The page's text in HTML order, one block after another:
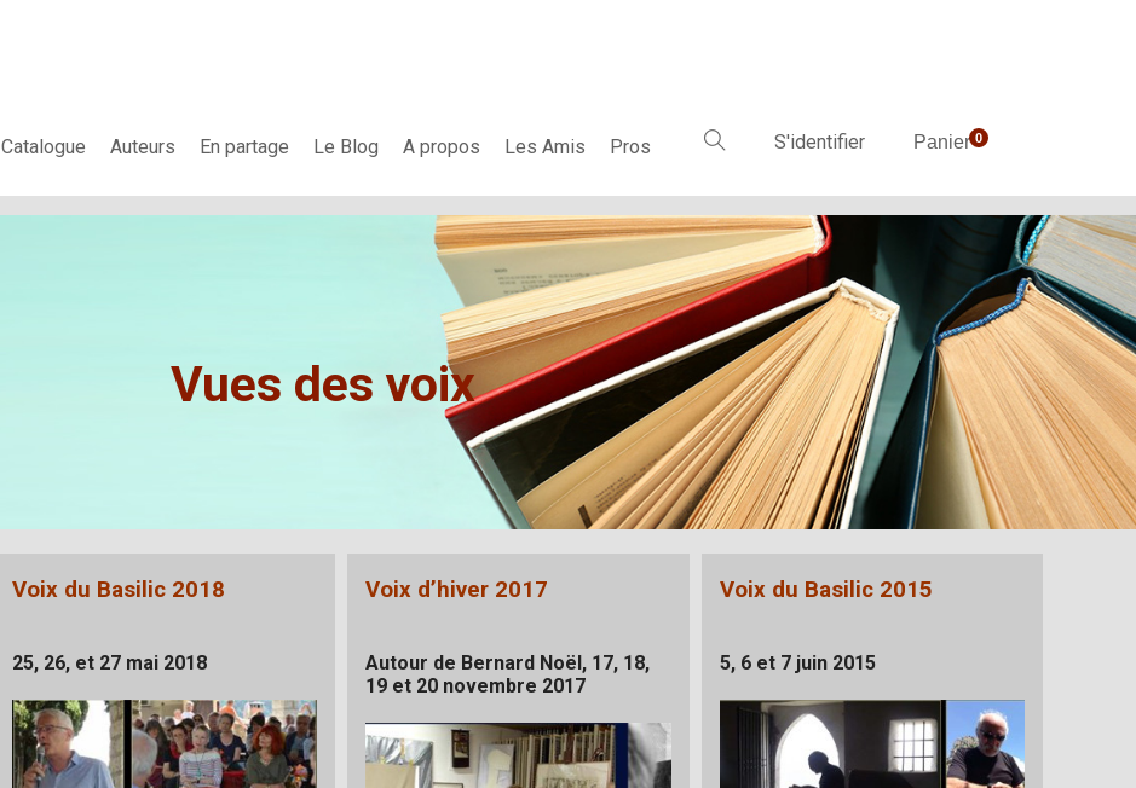
Catalogue Auteurs En partage Le Blog A propos Les Amis Pros S'identifier Panier0
Vues des voix
Voix du Basilic 2018
25, 26, et 27 mai 2018
Voix d’hiver 2017
Autour de Bernard Noël, 17, 18,
19 et 20 novembre 2017
Voix du Basilic 2015
5, 6 et 7 juin 2015